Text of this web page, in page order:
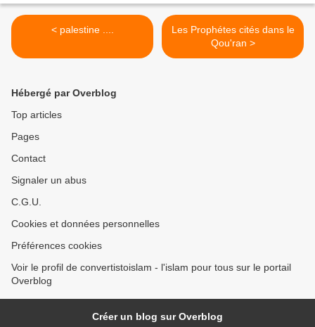
< palestine ....
Les Prophétes cités dans le
Qou'ran >
Hébergé par Overblog
Top articles
Pages
Contact
Signaler un abus
C.G.U.
Cookies et données personnelles
Préférences cookies
Voir le profil de convertistoislam - l'islam pour tous sur le portail
Overblog
Créer un blog sur Overblog